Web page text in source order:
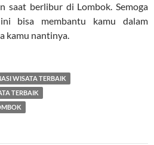
saat berlibur di Lombok. Semoga
bisa membantu kamu dalam
kamu nantinya.
WISATA TERBAIK
TERBAIK